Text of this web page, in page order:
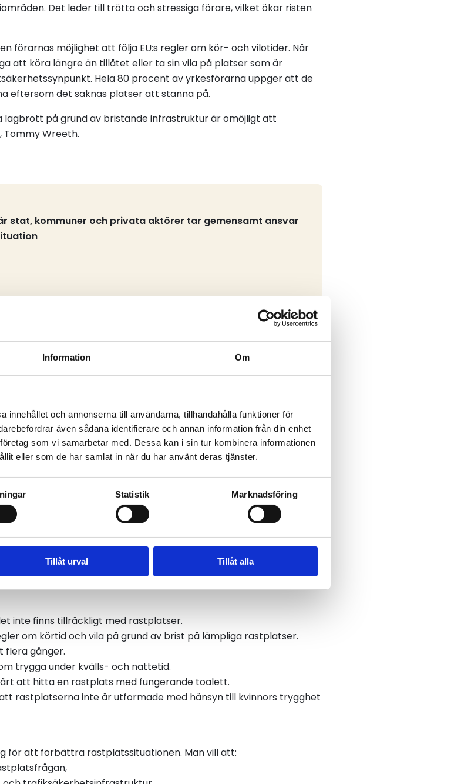
Information Om
innehållet och annonserna till användarna, tillhandahålla funktioner för
även sådana identifierare och annan information från din enhet
som vi samarbetar med. Dessa kan i sin tur kombinera informationen
eller som de har samlat in när du har använt deras tjänster.
Statistik Marknadsföring
Tillåt urval Tillåt alla
Det leder till trötta och stressiga förare, vilket ökar risten
förarnas möjlighet att följa EU:s regler om kör- och vilotider. När
att köra längre än tillåtet eller ta sin vila på platser som är
Hela 80 procent av yrkesförarna uppger att de
eftersom det saknas platser att stanna på.
lagbrott på grund av bristande infrastruktur är omöjligt att
Wreeth.
stat, kommuner och privata aktörer tar gemensamt ansvar
som otrygga, särskilt under kväll och natt. Det finns en oro för
grundläggande funktioner som fungerande toaletter och tillräcklig
rastplatser ofta inte är utformade med hänsyn till kvinnors
EU. Rapporten konstaterar att Sverige saknar en tydlig strategi
rastplatser ska uppfyllas, särskilt för anläggningar med hög
ska kunna utföra arbetet tryggt och säkert. Accepteras
kontor? Det behövs en nationell strategi där stat, kommuner och
att lösa dagens oacceptabla situation, säger Tommy Wreeth.
inte finns tillräckligt med rastplatser.
om körtid och vila på grund av brist på lämpliga rastplatser.
gånger.
trygga under kvälls- och nattetid.
att hitta en rastplats med fungerande toalett.
rastplatserna inte är utformade med hänsyn till kvinnors trygghet
för att förbättra rastplatssituationen. Man vill att: